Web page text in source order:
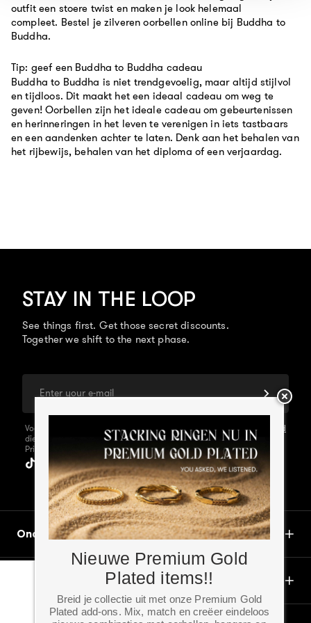
outfit een stoere twist en maken je look helemaal
compleet. Bestel je zilveren oorbellen online bij Buddha to
Buddha.
Tip: geef een Buddha to Buddha cadeau
Buddha to Buddha is niet trendgevoelig, maar altijd stijlvol
en tijdloos. Dit maakt het een ideaal cadeau om weg te
geven! Oorbellen zijn het ideale cadeau om gebeurtenissen
en herinneringen in het leven te verenigen in iets tastbaars
en een aandenken achter te laten. Denk aan het behalen van
het rijbewijs, behalen van het diploma of een verjaardag.
STAY IN THE LOOP
See things first. Get those secret discounts.
Together we shift to the next phase.
E-mail adres
Voor meer informatie over de persoonlijke gegevens
die door ons worden verwerkt, kun je ons
Privacybeleid raadplegen.
Privacy Beleid
Ondersteuning
Nieuwe Premium Gold
Plated items!!
Breid je collectie uit met onze Premium Gold
Plated add-ons. Mix, match en creëer eindeloos